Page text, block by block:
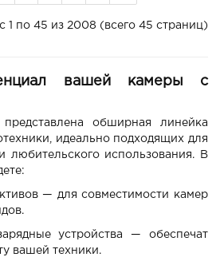
1 по 45 из 2008 (всего 45 страниц)
вашей камеры с
обширная линейка
идеально подходящих для
любительского использования. В
— для совместимости камер
устройства — обеспечат
вашей техники.